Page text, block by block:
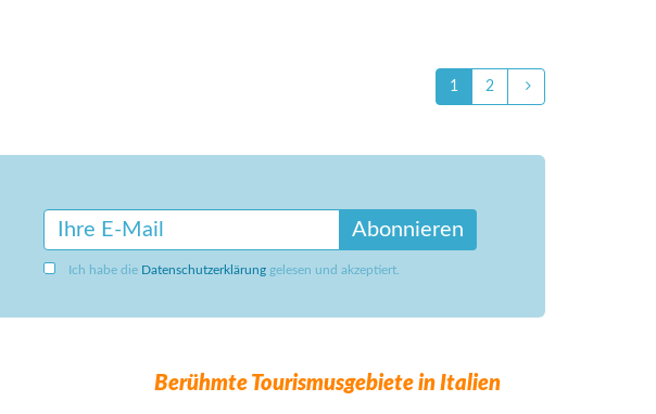
1 2
Abonnieren
Ich habe die Datenschutzerklärunggelesen und akzeptiert.
Berühmte Tourismusgebiete in Italien